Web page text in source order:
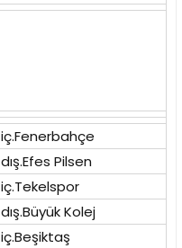
iç.Fenerbahçe
dış.Efes Pilsen
iç.Tekelspor
dış.Büyük Kolej
iç.Beşiktaş